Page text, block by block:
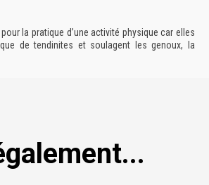
la pratique d’une activité physique car elles
de tendinites et soulagent les genoux, la